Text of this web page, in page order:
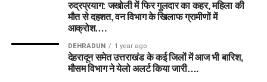
रुद्रप्रयाग: जखोली में फिर गुलदार का कहर, महिला की
मौत से दहशत, वन विभाग के खिलाफ ग्रामीणों में
आक्रोश….
DEHRADUN 1 year ago
देहरादून समेत उत्तराखंड के कई जिलों में आज भी बारिश,
मौसम विभाग ने येलो अलर्ट किया जारी….